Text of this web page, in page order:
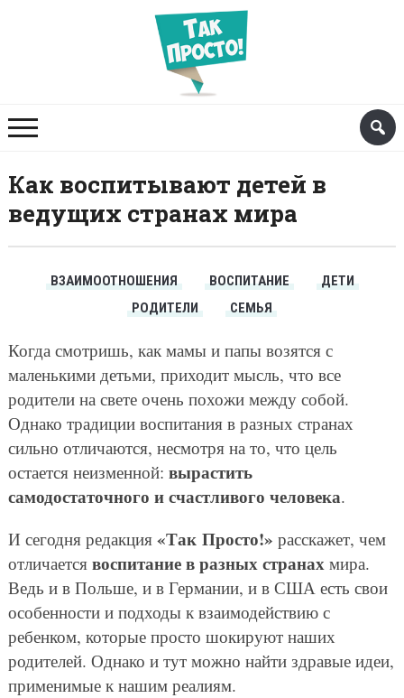
Как воспитывают детей в
ведущих странах мира
ВЗАИМООТНОШЕНИЯ ВОСПИТАНИЕ
ДЕТИ
РОДИТЕЛИ
СЕМЬЯ
Когда смотришь, как мамы и папы возятся с
маленькими детьми, приходит мысль, что все
родители на свете очень похожи между собой.
Однако традиции воспитания в разных странах
сильно отличаются, несмотря на то, что цель
остается неизменной: вырастить
самодостаточного и счастливого человека.
И сегодня редакция «Так Просто!» расскажет, чем
отличается воспитание в разных странахмира.
Ведь и в Польше, и в Германии, и в США есть свои
особенности и подходы к взаимодействию с
ребенком, которые просто шокируют наших
родителей. Однако и тут можно найти здравые идеи,
применимые к нашим реалиям.